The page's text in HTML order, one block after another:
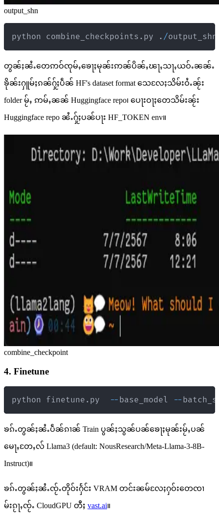
output_shn
python combine_checkpoints . py . /
တွၼ်ႈၼႆႉတေဢဝ်ၸုမ်ႇၶေႃႈမုၼ်းဢၼ်ပိၼ်ႇၽႃႇသႃႇယဝ်ႉၼၼ်ႉ
ၶိုၼ်းႁူမ်ႈၵၼ်ႁႂ်ႈပဵၼ် HF's dataset format သေလႄႈသိမ်းဝႆႉၼႂ်း
folder မႂ်ႇ ဢမ်ႇၼၼ် Huggingface repo၊ ပေႃးဝႃႈတေသိမ်းၼႂ်း
Huggingface repo ၼႆႉႁႂ်ႈပၼ်ပႃး HF_TOKEN env။
combine_checkpoint
4. Finetune
python finetune . py -- base_model --
ၶၵ်ႉတွၼ်ႈၼႆႉပဵၼ်ၵၢၼ် Train ပွၼ်ႈသွၼ်ပၼ်ၶေႃႈမုၼ်းမႂ်ႇပၼ်
မေႃႇတႄႇလ် Llama3 (default: NousResearch/Meta-Llama-3-8B-
Instruct)။
ၶၵ်ႉတွၼ်ႈၼႆႉၸႂ်ႉတိုဝ်းႁႅင်း VRAM တင်းၼမ်လႄႈႁဝ်းတေၸၢ
မ်းၵႂႃႇၸႂ်ႉ CloudGPU တီႈ vast.ai။